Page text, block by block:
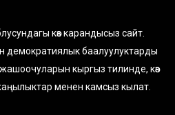
көз карандысыз сайт.
демократиялык баалуулуктарды
кыргыз тилинде, көз
менен камсыз кылат.